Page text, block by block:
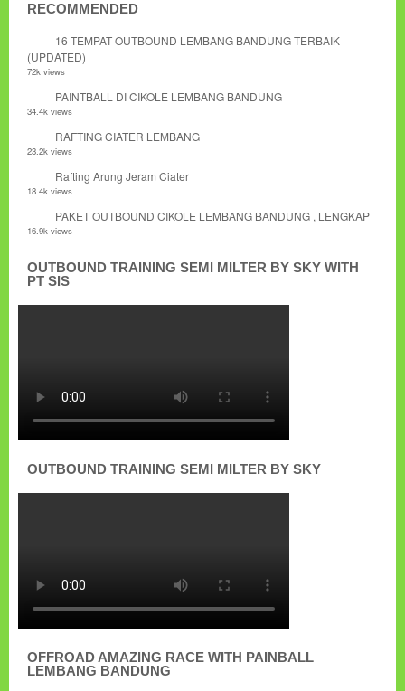
RECOMMENDED
16 TEMPAT OUTBOUND LEMBANG BANDUNG TERBAIK
(UPDATED)
72k views
PAINTBALL DI CIKOLE LEMBANG BANDUNG
34.4k views
RAFTING CIATER LEMBANG
23.2k views
Rafting Arung Jeram Ciater
18.4k views
PAKET OUTBOUND CIKOLE LEMBANG BANDUNG , LENGKAP
16.9k views
OUTBOUND TRAINING SEMI MILTER BY SKY WITH
PT SIS
OUTBOUND TRAINING SEMI MILTER BY SKY
OFFROAD AMAZING RACE WITH PAINBALL
LEMBANG BANDUNG